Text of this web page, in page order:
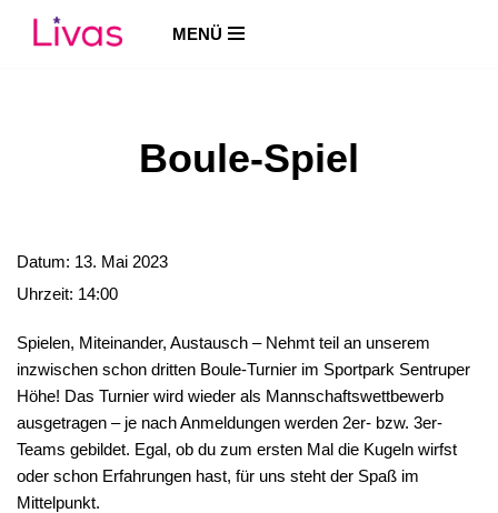
MENÜ
Boule-Spiel
Datum: 13. Mai 2023
Uhrzeit: 14:00
Spielen, Miteinander, Austausch – Nehmt teil an unserem
inzwischen schon dritten Boule-Turnier im Sportpark Sentruper
Höhe! Das Turnier wird wieder als Mannschaftswettbewerb
ausgetragen – je nach Anmeldungen werden 2er- bzw. 3er-
Teams gebildet. Egal, ob du zum ersten Mal die Kugeln wirfst
oder schon Erfahrungen hast, für uns steht der Spaß im
Mittelpunkt.